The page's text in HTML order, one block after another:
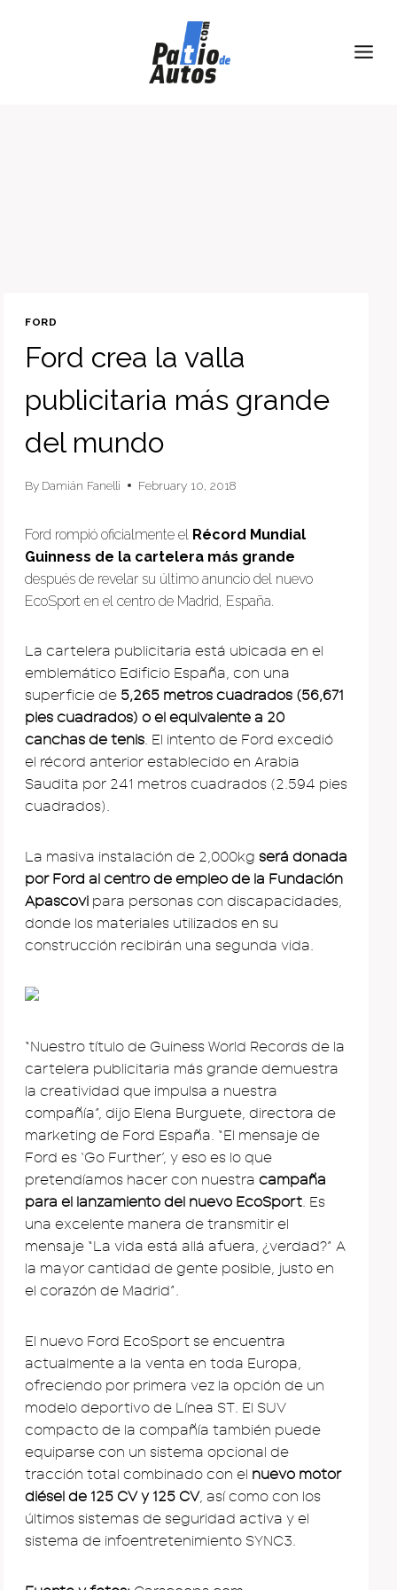
FORD
Ford crea la valla
publicitaria más grande
del mundo
By Damián Fanelli February 10, 2018
Ford rompió oficialmente el Récord Mundial
Guinness de la cartelera más grande
después de revelar su último anuncio del nuevo
EcoSport en el centro de Madrid, España.
La cartelera publicitaria está ubicada en el
emblemático Edificio España, con una
superficie de 5,265 metros cuadrados (56,671
pies cuadrados) o el equivalente a 20
canchas de tenis. El intento de Ford excedió
el récord anterior establecido en Arabia
Saudita por 241 metros cuadrados (2.594 pies
cuadrados).
La masiva instalación de 2,000kg será donada
por Ford al centro de empleo de la Fundación
Apascovi para personas con discapacidades,
donde los materiales utilizados en su
construcción recibirán una segunda vida.
“Nuestro título de Guiness World Records de la
cartelera publicitaria más grande demuestra
la creatividad que impulsa a nuestra
compañía”, dijo Elena Burguete, directora de
marketing de Ford España. “El mensaje de
Ford es ‘Go Further’, y eso es lo que
pretendíamos hacer con nuestra campaña
para el lanzamiento del nuevo EcoSport. Es
una excelente manera de transmitir el
mensaje “La vida está allá afuera, ¿verdad?” A
la mayor cantidad de gente posible, justo en
el corazón de Madrid”.
El nuevo Ford EcoSport se encuentra
actualmente a la venta en toda Europa,
ofreciendo por primera vez la opción de un
modelo deportivo de Línea ST. El SUV
compacto de la compañía también puede
equiparse con un sistema opcional de
tracción total combinado con el nuevo motor
diésel de 125 CV y 125 CV, así como con los
últimos sistemas de seguridad activa y el
sistema de infoentretenimiento SYNC3.